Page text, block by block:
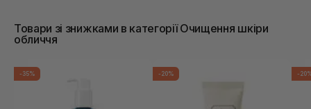
Товари зі знижками в категорії Очищення шкіри
обличчя
-35% -20% -